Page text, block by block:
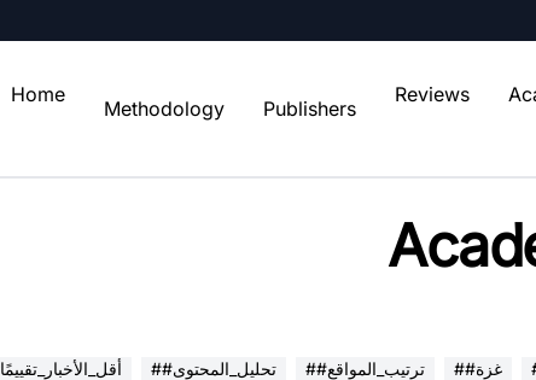
Home
Methodology Publishers
Reviews
##أقل_الأخبار_تقييمًا ##تحليل_المحتوى ##ترتيب_المواقع ##غزة